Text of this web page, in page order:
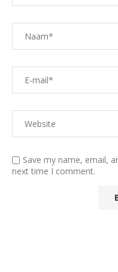
Save my name, email,
next time I comment.